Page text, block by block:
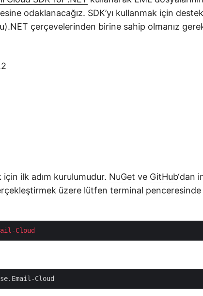
odaklanacağız. SDK’yı kullanmak için
çerçevelerinden birine sahip olmanız
için ilk adım kurulumudur. NuGet ve GitHub‘dan
üzere lütfen terminal penceresinde
Cloud